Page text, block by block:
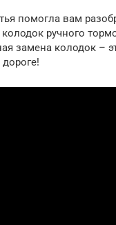
помогла вам
ручного
замена колодок –